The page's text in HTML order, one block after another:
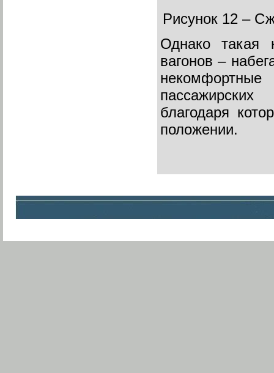
Рисунок 12 –
Однако такая
вагонов –
благодаря
положении.